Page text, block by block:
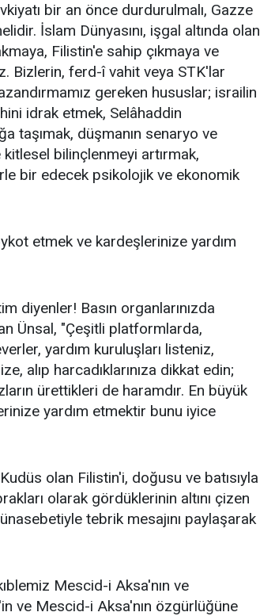
bir an önce durdurulmalı, Gazze
İslam Dünyasını, işgal altında olan
Filistin'e sahip çıkmaya ve
Bizlerin, ferd-î vahit veya STK'lar
gereken hususlar; israilin
idrak etmek, Selâhaddin
taşımak, düşmanın senaryo ve
bilinçlenmeyi artırmak,
bir edecek psikolojik ve ekonomik
etmek ve kardeşlerinize yardım
diyenler! Basın organlarınızda
Ünsal, "Çeşitli platformlarda,
yardım kuruluşları listeniz,
alıp harcadıklarınıza dikkat edin;
ürettikleri de haramdır. En büyük
yardım etmektir bunu iyice
olan Filistin'i, doğusu ve batısıyla
olarak gördüklerinin altını çizen
tebrik mesajını paylaşarak
Mescid-i Aksa'nın ve
ve Mescid-i Aksa'nın özgürlüğüne